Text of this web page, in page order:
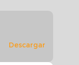
Descargar